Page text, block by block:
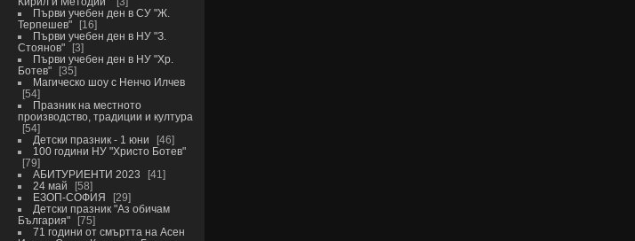
Първи учебен ден в СУ "Ж.
Терпешев"
16
Първи учебен ден в НУ "З.
Стоянов"
3
Първи учебен ден в НУ "Хр.
Ботев"
35
Магическо шоу с Ненчо Илчев
54
Празник на местното
производство, традиции и култура
54
Детски празник - 1 юни
46
100 години НУ "Христо Ботев"
79
АБИТУРИЕНТИ 2023
41
24 май
58
ЕЗОП-СОФИЯ
29
Детски празник "Аз обичам
България"
75
71 години от смъртта на Асен